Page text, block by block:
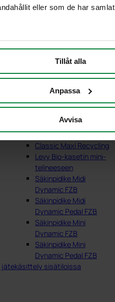
eller som de har
Tillåt alla
Anpassa
Avvisa
Classic Mini
Classic Maxi
Classic Maxi Recycling
Levy Bio-kasetin mini-
telineeseen
Säkinpidike Midi
Dynamic FZB
Säkinpidike Midi
Dynamic Pedal FZB
Säkinpidike Mini
Dynamic FZB
Säkinpidike Mini
Dynamic Pedal FZB
sisätiloissa